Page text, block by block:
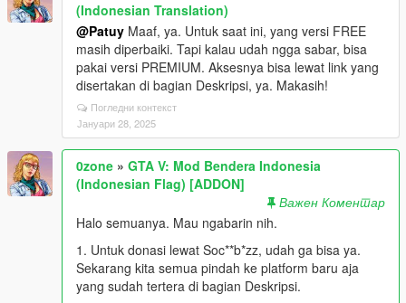
(Indonesian Translation)
@Patuy Maaf, ya. Untuk saat ini, yang versi FREE
masih diperbaiki. Tapi kalau udah ngga sabar, bisa
pakai versi PREMIUM. Aksesnya bisa lewat link yang
disertakan di bagian Deskripsi, ya. Makasih!
Погледни контекст
Јануари 28, 2025
0zone » GTA V: Mod Bendera Indonesia
(Indonesian Flag) [ADDON]
Важен Коментар
Halo semuanya. Mau ngabarin nih.
1. Untuk donasi lewat Soc**b*zz, udah ga bisa ya.
Sekarang kita semua pindah ke platform baru aja
yang sudah tertera di bagian Deskripsi.